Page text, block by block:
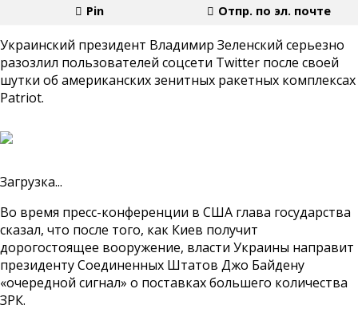
Pin
Отпр. по эл. почте
Украинский президент Владимир Зеленский серьезно
разозлил пользователей соцсети Twitter после своей
шутки об американских зенитных ракетных комплексах
Patriot.
Загрузка...
Во время пресс-конференции в США глава государства
сказал, что после того, как Киев получит
дорогостоящее вооружение, власти Украины направит
президенту Соединенных Штатов Джо Байдену
«очередной сигнал» о поставках большего количества
ЗРК.